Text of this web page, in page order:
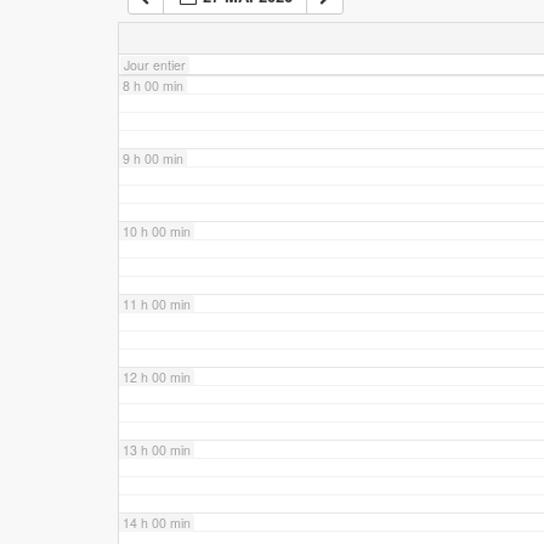
Jour entier
7 h 00 min
8 h 00 min
9 h 00 min
10 h 00 min
11 h 00 min
12 h 00 min
13 h 00 min
14 h 00 min